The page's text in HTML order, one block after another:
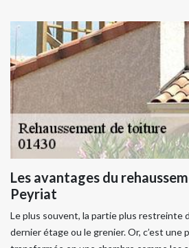
Les avantages du
Peyriat
Le plus souvent, la partie plus restreinte
dernier étage ou le grenier. Or, c’est